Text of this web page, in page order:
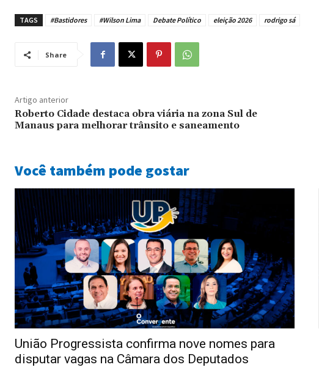
TAGS #Bastidores #Wilson Lima Debate Político eleição 2026 rodrigo sá
Share
Artigo anterior
Roberto Cidade destaca obra viária na zona Sul de
Manaus para melhorar trânsito e saneamento
Você também pode gostar
União Progressista confirma nove nomes para
disputar vagas na Câmara dos Deputados